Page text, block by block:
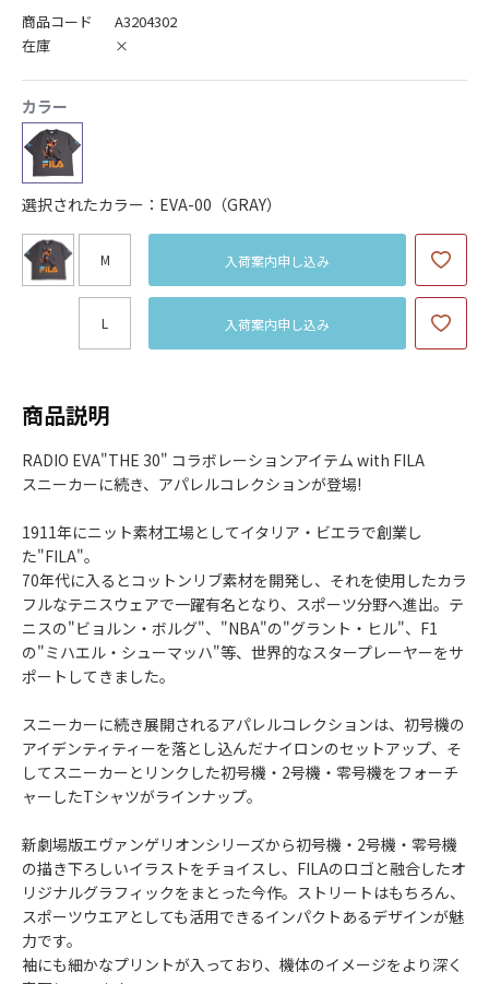
商品コード
A3204302
在庫
×
カラー
選択されたカラー：EVA-00（GRAY）
M 入荷案内申し込み
L 入荷案内申し込み
商品説明
RADIO EVA"THE 30" コラボレーションアイテム with FILA
スニーカーに続き、アパレルコレクションが登場!
1911年にニット素材工場としてイタリア・ビエラで創業し
た"FILA"。
70年代に入るとコットンリブ素材を開発し、それを使用したカラ
フルなテニスウェアで一躍有名となり、スポーツ分野へ進出。テ
ニスの"ビョルン・ボルグ"、"NBA"の"グラント・ヒル"、F1
の"ミハエル・シューマッハ"等、世界的なスタープレーヤーをサ
ポートしてきました。
スニーカーに続き展開されるアパレルコレクションは、初号機の
アイデンティティーを落とし込んだナイロンのセットアップ、そ
してスニーカーとリンクした初号機・2号機・零号機をフォーチ
ャーしたTシャツがラインナップ。
新劇場版エヴァンゲリオンシリーズから初号機・2号機・零号機
の描き下ろしいイラストをチョイスし、FILAのロゴと融合したオ
リジナルグラフィックをまとった今作。ストリートはもちろん、
スポーツウエアとしても活用できるインパクトあるデザインが魅
力です。
袖にも細かなプリントが入っており、機体のイメージをより深く